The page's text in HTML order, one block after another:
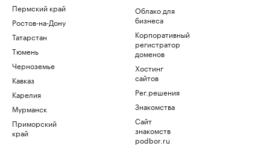
Пермский край
Ростов-на-Дону
Татарстан
Тюмень
Черноземье
Кавказ
Карелия
Мурманск
Приморский
край
Облако для
бизнеса
Корпоративный
регистратор
доменов
Хостинг
сайтов
Рег.решения
Знакомства
Сайт
знакомств
podbor.ru